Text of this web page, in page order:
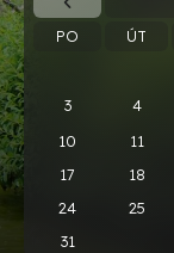
PO
ÚT
3
4
10
11
17
18
24
25
31